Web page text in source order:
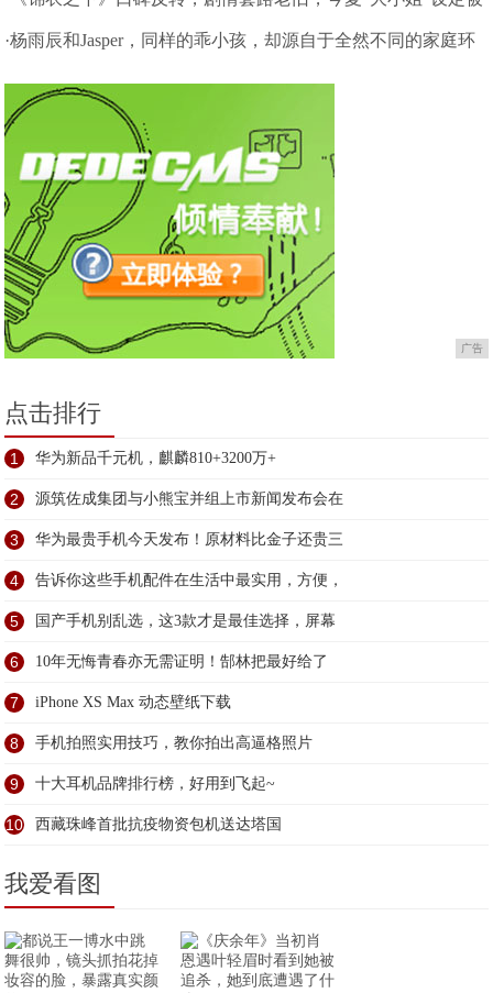
吐槽
·杨雨辰和Jasper，同样的乖小孩，却源自于全然不同的家庭环
境
广告
点击排行
1 华为新品千元机，麒麟810+3200万+
2 源筑佐成集团与小熊宝并组上市新闻发布会在
3 华为最贵手机今天发布！原材料比金子还贵三
4 告诉你这些手机配件在生活中最实用，方便，
5 国产手机别乱选，这3款才是最佳选择，屏幕
6 10年无悔青春亦无需证明！郜林把最好给了
7 iPhone XS Max 动态壁纸下载
8 手机拍照实用技巧，教你拍出高逼格照片
9 十大耳机品牌排行榜，好用到飞起~
10 西藏珠峰首批抗疫物资包机送达塔国
我爱看图